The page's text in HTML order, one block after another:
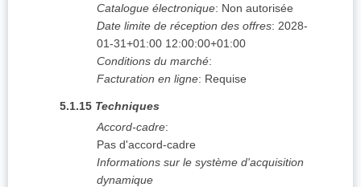
Catalogue électronique: Non autorisée
Date limite de réception des offres: 2028-
01-31+01:00 12:00:00+01:00
Conditions du marché:
Facturation en ligne: Requise
5.1.15 Techniques
Accord-cadre:
Pas d'accord-cadre
Informations sur le système d'acquisition
dynamique